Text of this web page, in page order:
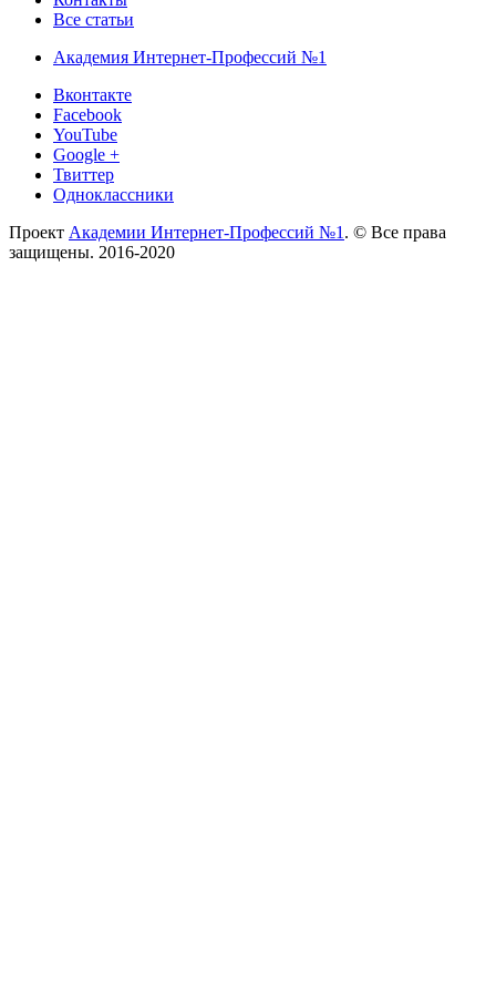
Все статьи
Академия Интернет-Профессий №1
Вконтакте
Facebook
YouTube
Google +
Твиттер
Одноклассники
Проект Академии Интернет-Профессий №1 . © Все права
защищены. 2016-2020